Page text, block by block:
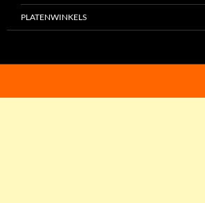
PLATENWINKELS